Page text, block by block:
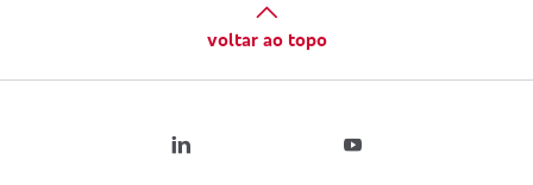
voltar ao topo